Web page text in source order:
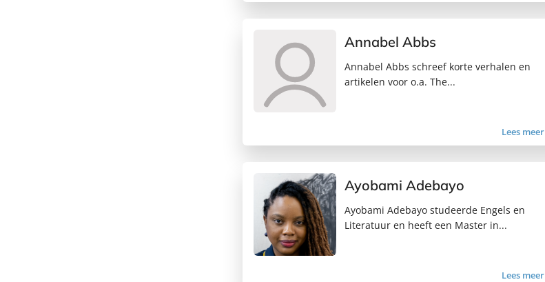
Annabel Abbs
Annabel Abbs schreef korte verhalen en
artikelen voor o.a. The...
Lees meer
Ayobami Adebayo
Ayobami Adebayo studeerde Engels en
Literatuur en heeft een Master in...
Lees meer